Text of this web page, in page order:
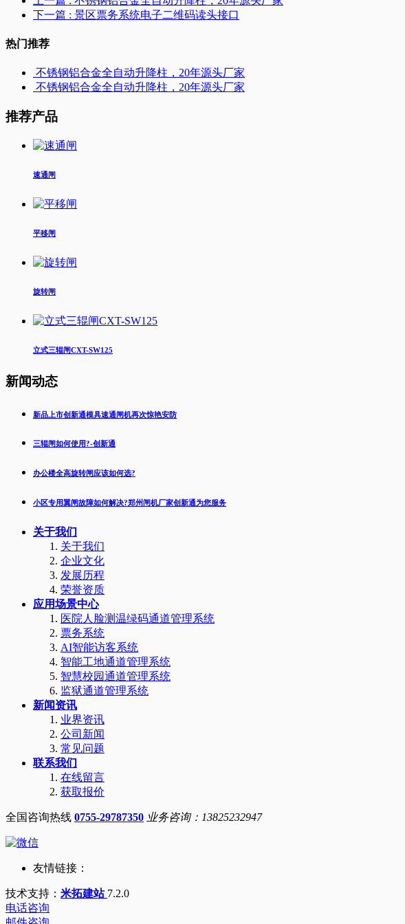
下一篇 : 景区票务系统电子二维码读头接口
热门推荐
不锈钢铝合金全自动升降柱，20年源头厂家
不锈钢铝合金全自动升降柱，20年源头厂家
推荐产品
速通闸
平移闸
旋转闸
立式三辊闸CXT-SW125
新闻动态
新品上市创新通模具速通闸机再次惊艳安防
三辊闸如何使用?-创新通
办公楼全高旋转闸应该如何选?
小区专用翼闸故障如何解决?郑州闸机厂家创新通为您服务
关于我们
关于我们
企业文化
发展历程
荣誉资质
应用场景中心
医院人脸测温绿码通道管理系统
票务系统
AI智能访客系统
智能工地通道管理系统
智慧校园通道管理系统
监狱通道管理系统
新闻资讯
业界资讯
公司新闻
常见问题
联系我们
在线留言
获取报价
全国咨询热线 0755-29787350 业务咨询：13825232947
友情链接：
技术支持： 米拓建站 7.2.0
电话咨询